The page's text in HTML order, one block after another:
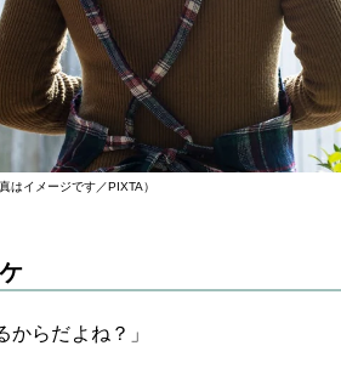
はイメージです／PIXTA）
からだよね？」